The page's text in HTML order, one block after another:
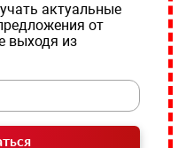
актуальные
от
выходя из